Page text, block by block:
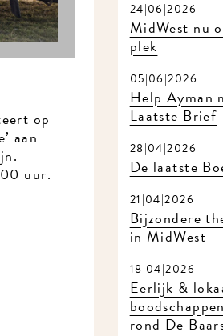
op
aan
uur.
24|06|2026
MidWest nu
plek
05|06|2026
Help Ayman
Laatste Brief
28|04|2026
De laatste
21|04|2026
Bijzondere
in MidWest
18|04|2026
Eerlijk &
rond De